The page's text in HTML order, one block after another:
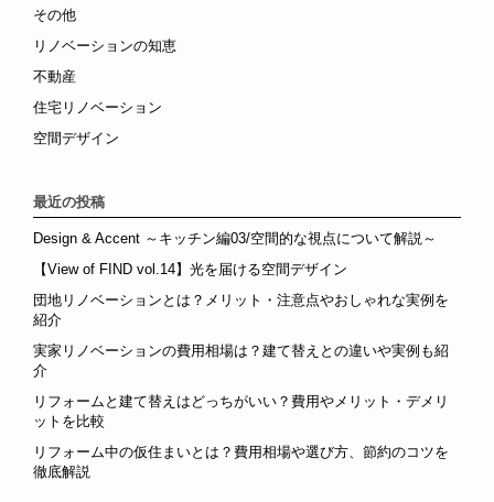
その他
リノベーションの知恵
不動産
住宅リノベーション
空間デザイン
最近の投稿
Design & Accent ～キッチン編03/空間的な視点について解説～
【View of FIND vol.14】光を届ける空間デザイン
団地リノベーションとは？メリット・注意点やおしゃれな実例を
紹介
実家リノベーションの費用相場は？建て替えとの違いや実例も紹
介
リフォームと建て替えはどっちがいい？費用やメリット・デメリ
ットを比較
リフォーム中の仮住まいとは？費用相場や選び方、節約のコツを
徹底解説